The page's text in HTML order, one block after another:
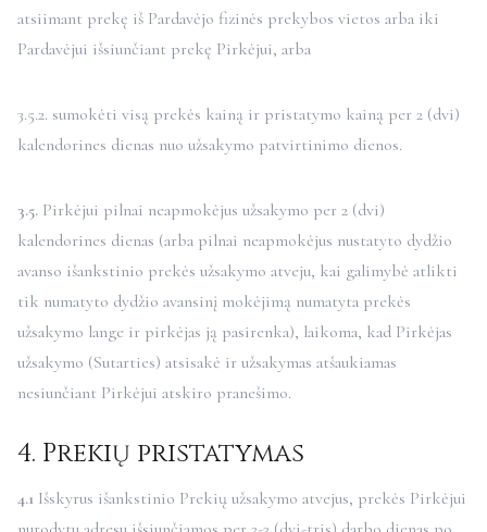
atsiimant prekę iš Pardavėjo fizinės prekybos vietos arba iki
Pardavėjui išsiunčiant prekę Pirkėjui, arba
3.5.2. sumokėti visą prekės kainą ir pristatymo kainą per 2 (dvi)
kalendorines dienas nuo užsakymo patvirtinimo dienos.
3.5. Pirkėjui pilnai neapmokėjus užsakymo per 2 (dvi)
kalendorines dienas (arba pilnai neapmokėjus nustatyto dydžio
avanso išankstinio prekės užsakymo atveju, kai galimybė atlikti
tik numatyto dydžio avansinį mokėjimą numatyta prekės
užsakymo lange ir pirkėjas ją pasirenka), laikoma, kad Pirkėjas
užsakymo (Sutarties) atsisakė ir užsakymas atšaukiamas
nesiunčiant Pirkėjui atskiro pranešimo.
4. Prekių pristatymas
4.1 Išskyrus išankstinio Prekių užsakymo atvejus, prekės Pirkėjui